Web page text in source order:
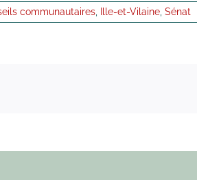
communautaires Ille-et-Vilaine Sénat